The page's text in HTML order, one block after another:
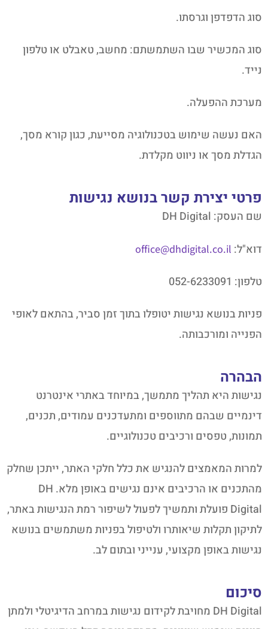
סוג הדפדפן וגרסתו.
סוג המכשיר שבו השתמשתם: מחשב, טאבלט או טלפון
נייד.
מערכת ההפעלה.
האם נעשה שימוש בטכנולוגיה מסייעת, כגון קורא מסך,
הגדלת מסך או ניווט מקלדת.
פרטי יצירת קשר בנושא נגישות
שם העסק: DH Digital
דוא"ל: office@dhdigital.co.il
טלפון: 052-6233091
פניות בנושא נגישות יטופלו בתוך זמן סביר, בהתאם לאופי
הפנייה ומורכבותה.
הבהרה
נגישות היא תהליך מתמשך, במיוחד באתרי אינטרנט
דינמיים שבהם מתווספים ומתעדכנים עמודים, תכנים,
תמונות, טפסים ורכיבים טכנולוגיים.
למרות המאמצים להנגיש את כלל חלקי האתר, ייתכן שחלק
מהתכנים או הרכיבים אינם נגישים באופן מלא. DH
Digital פועלת ותמשיך לפעול לשיפור רמת הנגישות באתר,
לתיקון תקלות שיאותרו ולטיפול בפניות משתמשים בנושא
נגישות באופן מקצועי, ענייני ובתום לב.
סיכום
DH Digital מחויבת לקידום נגישות במרחב הדיגיטלי ולמתן